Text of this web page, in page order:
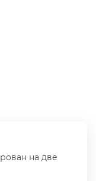
на две